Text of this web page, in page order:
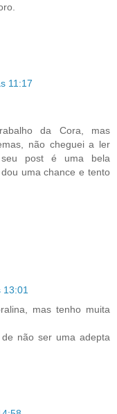
11:17
da Cora, mas
não cheguei a ler
post é uma bela
uma chance e tento
13:01
mas tenho muita
não ser uma adepta